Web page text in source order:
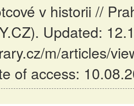
v historii //
Updated:
m/articles/
of access: